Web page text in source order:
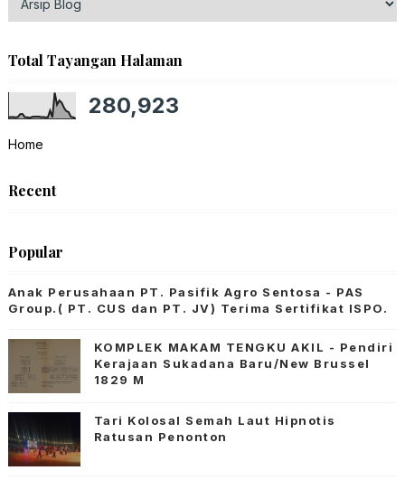
Total Tayangan Halaman
280,923
Home
Recent
Popular
Anak Perusahaan PT. Pasifik Agro Sentosa - PAS
Group.( PT. CUS dan PT. JV) Terima Sertifikat ISPO.
KOMPLEK MAKAM TENGKU AKIL - Pendiri
Kerajaan Sukadana Baru/New Brussel
1829 M
Tari Kolosal Semah Laut Hipnotis
Ratusan Penonton